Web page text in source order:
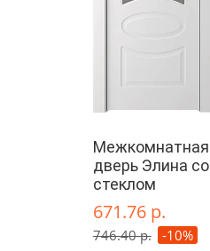
Межкомнатная
дверь Элина со
стеклом
671.76 р.
746.40 р. -10%